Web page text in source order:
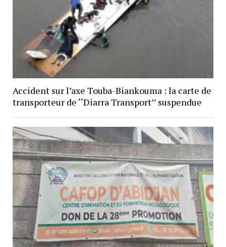
Accident sur l’axe Touba-Biankouma : la carte de
transporteur de ‘‘Diarra Transport’’ suspendue